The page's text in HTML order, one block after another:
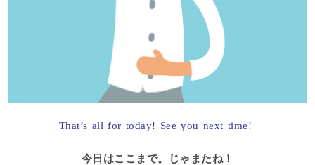
That’s all for today! See you next time!
今日はここまで。じゃまたね！